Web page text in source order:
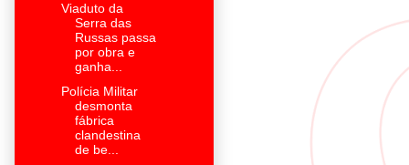
Viaduto da
Serra das
Russas passa
por obra e
ganha...
Polícia Militar
desmonta
fábrica
clandestina
de be...